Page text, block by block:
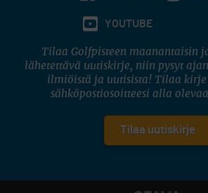
YOUTUBE
Tilaa Golfpisteen maanantaisin
lähetettävä uutiskirje, niin pysyt
ilmiöistä ja uutisista! Tilaa
sähköpostiosoitteesi alla
Tilaa uutiskirje